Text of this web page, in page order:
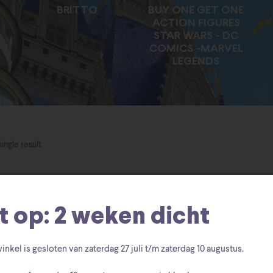
BRITTO
BUY ONE GET ONE
ACTION FIGURES
STAR WARS - DC
COMICS -MARVEL
LEGENDS
result
op: 2 weken dicht
is gesloten van zaterdag27 juli t/m zaterdag 10 augustus.